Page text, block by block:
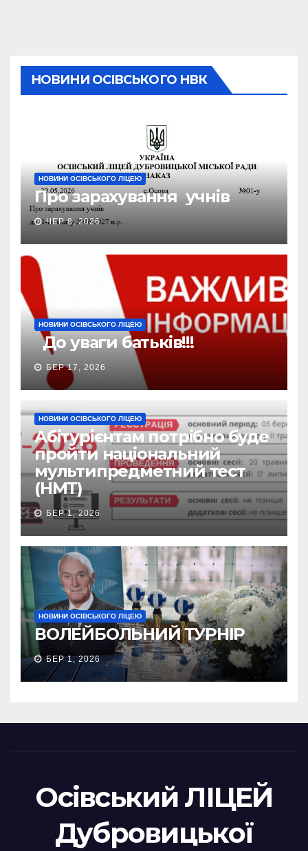
НОВИНИ ОСІВСЬКОГО НВК
НОВИНИ ОСІВСЬКОГО ЛІЦЕЮ
Про зарахування учнів
ЧЕР 8, 2026
НОВИНИ ОСІВСЬКОГО ЛІЦЕЮ
До уваги батьків!!!
БЕР 17, 2026
НОВИНИ ОСІВСЬКОГО ЛІЦЕЮ
Абітурієнтам потрібно буде
пройти національний
мультипредметний тест
(НМТ)
БЕР 1, 2026
НОВИНИ ОСІВСЬКОГО ЛІЦЕЮ
ВОЛЕЙБОЛЬНИЙ ТУРНІР
БЕР 1, 2026
Осівський ЛІЦЕЙ
Дубровицької